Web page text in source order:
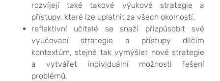
rozvíjejí také takové výukové strategie a
přístupy, které lze uplatnit za všech okolností.
reflektivní učitelé se snaží přizpůsobit své
vyučovací strategie a přístupy dílčím
kontextům, stejně tak vymýšlet nové strategie
a vytvářet individuální možnosti řešení
problémů.